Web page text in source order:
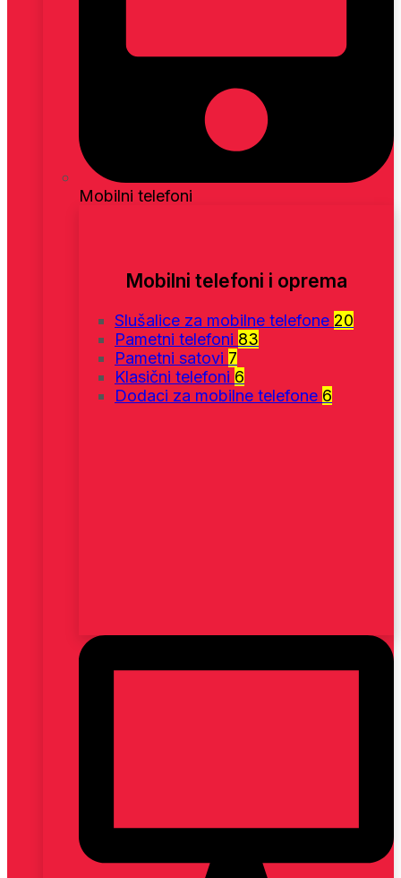
Mobilni telefoni
Mobilni telefoni i oprema
Slušalice za mobilne telefone 20
Pametni telefoni 83
Pametni satovi 7
Klasični telefoni 6
Dodaci za mobilne telefone 6